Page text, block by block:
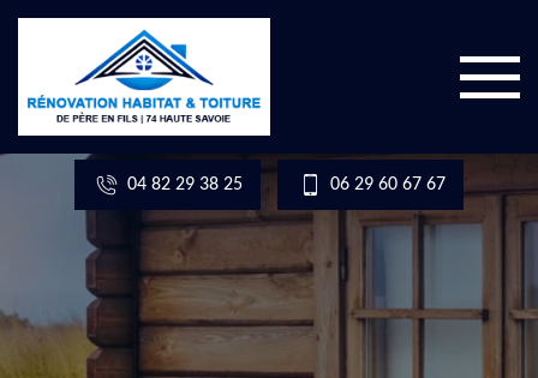
04 82 29 38 25 06 29 60 67 67